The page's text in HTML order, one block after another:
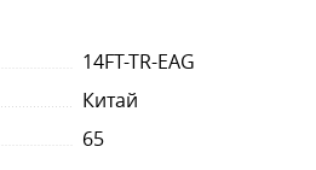
14FT-TR-EAG
Китай
65